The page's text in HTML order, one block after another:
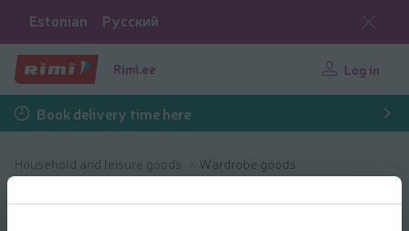
Estonian Русский
Rimi.ee Log in
Book delivery time here
Household and leisure goods Wardrobe goods
Wardrobe goods